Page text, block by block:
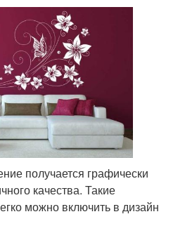
получается графически
качества. Такие
можно включить в дизайн